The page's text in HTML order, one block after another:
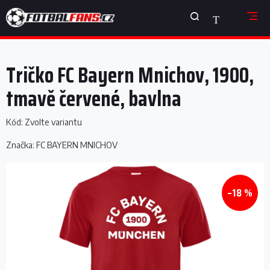
na
obsah
NÁKUPNÍ
KOŠÍK
Tričko FC Bayern Mnichov, 1900,
tmavě červené, bavlna
Kód: Zvolte variantu
Značka: FC BAYERN MNICHOV
–18 %